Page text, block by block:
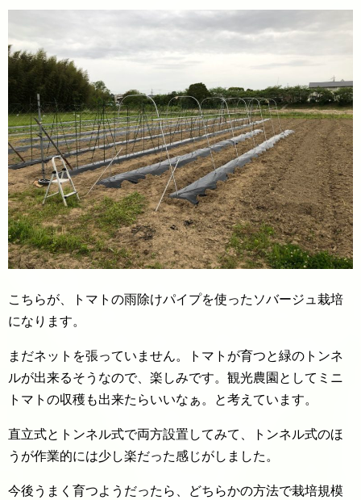
こちらが、トマトの雨除けパイプを使ったソバージュ栽培
になります。
まだネットを張っていません。トマトが育つと緑のトンネ
ルが出来るそうなので、楽しみです。観光農園としてミニ
トマトの収穫も出来たらいいなぁ。と考えています。
直立式とトンネル式で両方設置してみて、トンネル式のほ
うが作業的には少し楽だった感じがしました。
今後うまく育つようだったら、どちらかの方法で栽培規模